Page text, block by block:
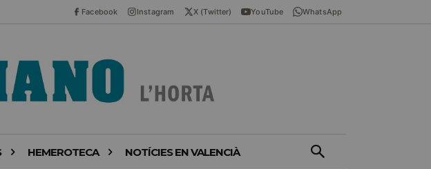
Facebook Instagram X (Twitter) YouTube WhatsApp
HEMEROTECA NOTÍCIES EN VALENCIÀ